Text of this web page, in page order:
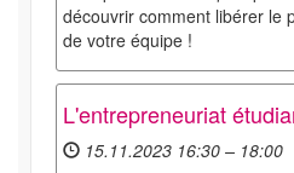
découvrir comment libérer le
de votre équipe !
L'entrepreneuriat
15.11.2023 16:30 – 18:00